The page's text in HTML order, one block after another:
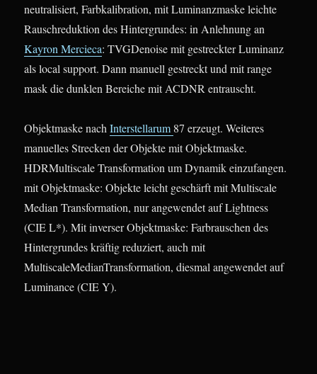
neutralisiert, Farbkalibration, mit Luminanzmaske leichte
Rauschreduktion des Hintergrundes: in Anlehnung an
Kayron Mercieca: TVGDenoise mit gestreckter Luminanz
als local support. Dann manuell gestreckt und mit range
mask die dunklen Bereiche mit ACDNR entrauscht.
Objektmaske nachInterstellarum 87 erzeugt. Weiteres
manuelles Strecken der Objekte mit Objektmaske.
HDRMultiscale Transformation um Dynamik einzufangen.
mit Objektmaske: Objekte leicht geschärft mit Multiscale
Median Transformation, nur angewendet auf Lightness
(CIE L*). Mit inverser Objektmaske: Farbrauschen des
Hintergrundes kräftig reduziert, auch mit
MultiscaleMedianTransformation, diesmal angewendet auf
Luminance (CIE Y).